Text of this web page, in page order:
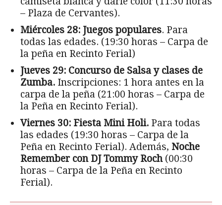
– Plaza de Cervantes).
Miércoles 28: Juegos populares. Para
todas las edades. (19:30 horas – Carpa de
la peña en Recinto Ferial)
Jueves 29: Concurso de Salsa y clases de
Zumba. Inscripciones: 1 hora antes en la
carpa de la peña (21:00 horas – Carpa de
la Peña en Recinto Ferial).
Viernes 30: Fiesta Mini Holi. Para todas
las edades (19:30 horas – Carpa de la
Peña en Recinto Ferial). Además, Noche
Remember con DJ Tommy Roch (00:30
horas – Carpa de la Peña en Recinto
Ferial).